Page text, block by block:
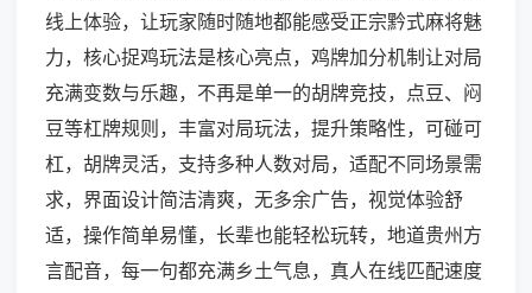
线上体验，让玩家随时随地都能感受正宗黔式麻将魅
力，核心捉鸡玩法是核心亮点，鸡牌加分机制让对局
充满变数与乐趣，不再是单一的胡牌竞技，点豆、闷
豆等杠牌规则，丰富对局玩法，提升策略性，可碰可
杠，胡牌灵活，支持多种人数对局，适配不同场景需
求，界面设计简洁清爽，无多余广告，视觉体验舒
适，操作简单易懂，长辈也能轻松玩转，地道贵州方
言配音，每一句都充满乡土气息，真人在线匹配速度